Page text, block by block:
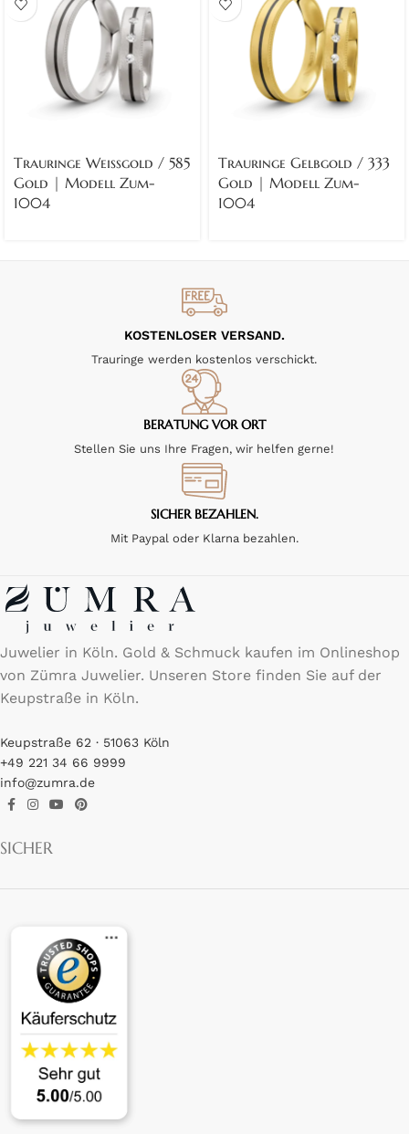
Trauringe Weissgold / 585
Gold | Modell Zum-
1004
Trauringe Gelbgold / 333
Gold | Modell Zum-
1004
KOSTENLOSER VERSAND.
Trauringe werden kostenlos verschickt.
BERATUNG VOR ORT
Stellen Sie uns Ihre Fragen, wir helfen gerne!
SICHER BEZAHLEN.
Mit Paypal oder Klarna bezahlen.
Juwelier in Köln. Gold & Schmuck kaufen im Onlineshop
von Zümra Juwelier. Unseren Store finden Sie auf der
Keupstraße in Köln.
Keupstraße 62 · 51063 Köln
+49 221 34 66 9999
info@zumra.de
SICHER